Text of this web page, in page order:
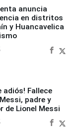
anuncia
en distritos
y Huancavelica
adiós! Fallece
padre y
de Lionel Messi